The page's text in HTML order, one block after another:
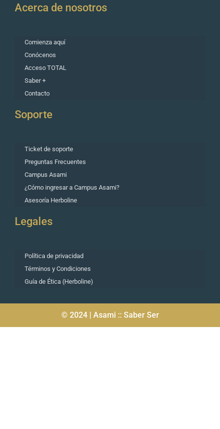
Acerca de nosotros
Comienza aquí
Conócenos
Acceso TOTAL
Saber +
Contacto
Soporte
Ticket de soporte
Preguntas Frecuentes
Campus Asami
¿Cómo ingresar a Campus Asami?
Asesoría Herboline
Legales
Política de privacidad
Términos y Condiciones
Guía de Ética (Herboline)
© 2024 | Asami :: Saber Ser